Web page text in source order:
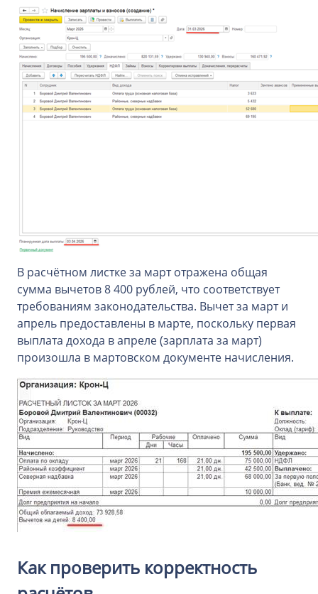
В расчётном листке за март отражена общая
сумма вычетов 8 400 рублей, что соответствует
требованиям законодательства. Вычет за март и
апрель предоставлены в марте, поскольку первая
выплата дохода в апреле (зарплата за март)
произошла в мартовском документе начисления.
Как проверить корректность